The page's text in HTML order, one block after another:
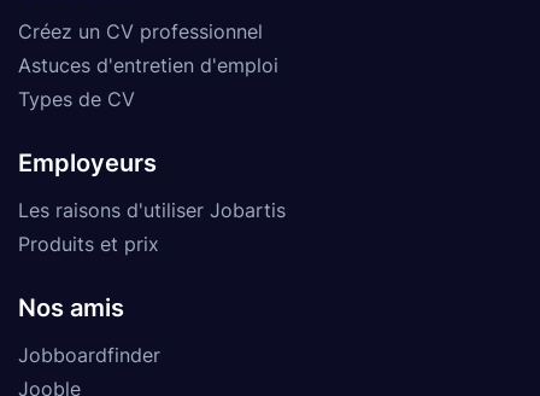
Créez un CV professionnel
Astuces d'entretien d'emploi
Types de CV
Employeurs
Les raisons d'utiliser Jobartis
Produits et prix
Nos amis
Jobboardfinder
Jooble